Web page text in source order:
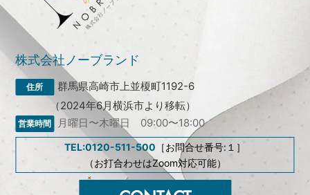
株式会社ノーブランド
群馬県高崎市上並榎町1192-6
（2024年6月横浜市より移転）
月曜日〜木曜日 09:00〜18:00
TEL:0120-511-500 ［お問合せ番号:１］
（お打合わせはZoom対応可能）